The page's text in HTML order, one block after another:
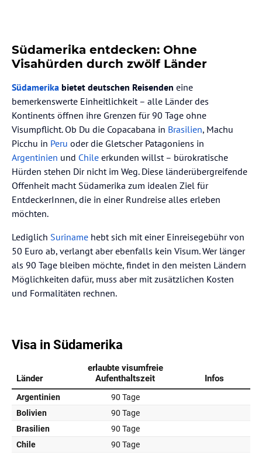
Südamerika entdecken: Ohne
Visahürden durch zwölf Länder
Südamerika bietet deutschen Reisenden eine
bemerkenswerte Einheitlichkeit – alle Länder des
Kontinents öffnen ihre Grenzen für 90 Tage ohne
Visumpflicht. Ob Du die Copacabana in Brasilien, Machu
Picchu in Peru oder die Gletscher Patagoniens in
Argentinien und Chile erkunden willst – bürokratische
Hürden stehen Dir nicht im Weg. Diese länderübergreifende
Offenheit macht Südamerika zum idealen Ziel für
EntdeckerInnen, die in einer Rundreise alles erleben
möchten.
Lediglich Suriname hebt sich mit einer Einreisegebühr von
50 Euro ab, verlangt aber ebenfalls kein Visum. Wer länger
als 90 Tage bleiben möchte, findet in den meisten Ländern
Möglichkeiten dafür, muss aber mit zusätzlichen Kosten
und Formalitäten rechnen.